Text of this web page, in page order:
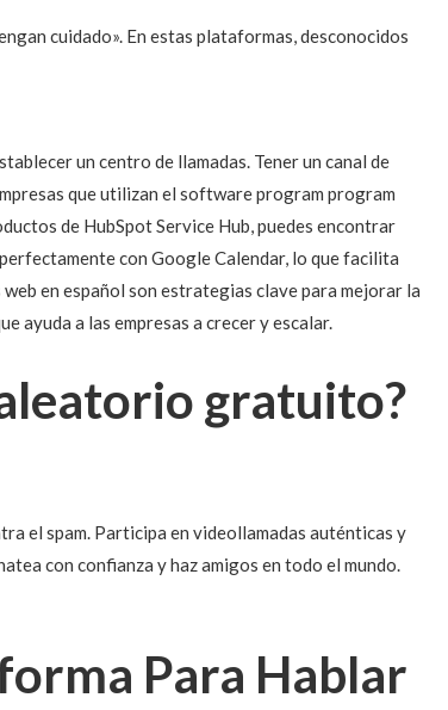
cuidado». En estas plataformas, desconocidos
un centro de llamadas. Tener un canal de
que utilizan el software program program
de HubSpot Service Hub, puedes encontrar
con Google Calendar, lo que facilita
en español son estrategias clave para mejorar la
ayuda a las empresas a crecer y escalar.
gratuito?
el spam. Participa en videollamadas auténticas y
con confianza y haz amigos en todo el mundo.
Para Hablar